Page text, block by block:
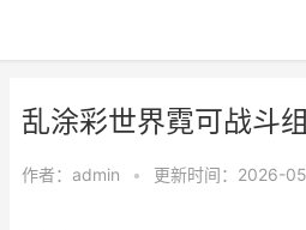
乱涂彩世界霓可战斗
作者： admin • 更新时间：2026-